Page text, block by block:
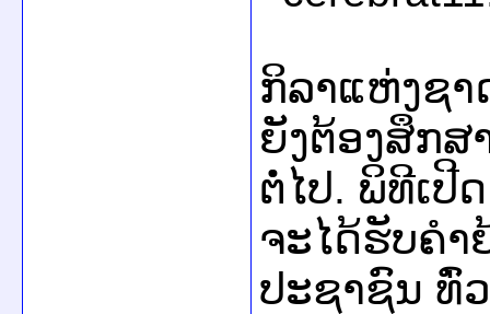
ກິລາ​ແຫ່ງ​ຊາ
ຍັງ​ຕ້ອງ​ສຶກ
ຕໍ່​ໄປ. ພິທີ​ເປີ
ຈະໄດ້​ຮັບ​ຄຳ​
ປະຊາຊົນ ທົ່